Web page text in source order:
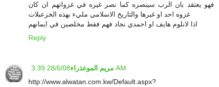
فهو يعتقد بان الرب سينصره كما نصر غيره في غزواتهم ان كان
غزوه احد او غيرها والتاريخ الاسلامي مليء بهذه الخزعبلات
اذا لانلوم هايف او احمدي نجاد فهم فقط مخلصين في ايمانهم
Reply
مريم الموعذراء 28/6/08 3:39 AM
http://www.alwatan.com.kw/Default.aspx?